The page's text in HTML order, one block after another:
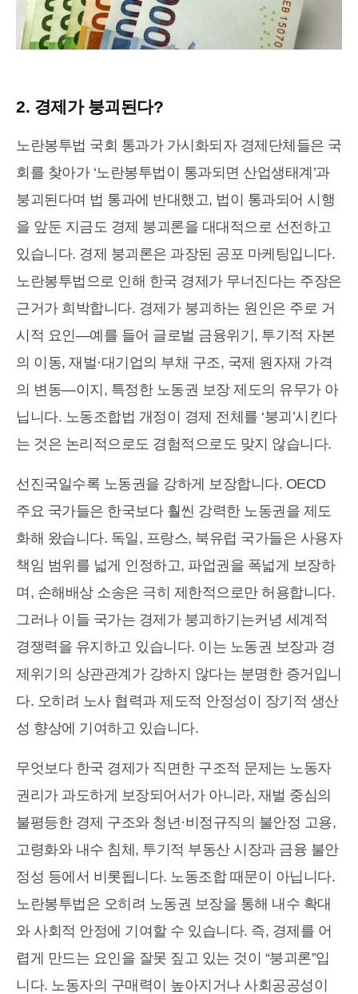
2. 경제가 붕괴된다?
노란봉투법 국회 통과가 가시화되자 경제단체들은 국
회를 찾아가 ‘노란봉투법이 통과되면 산업생태계’과
붕괴된다며 법 통과에 반대했고, 법이 통과되어 시행
을 앞둔 지금도 경제 붕괴론을 대대적으로 선전하고
있습니다. 경제 붕괴론은 과장된 공포 마케팅입니다.
노란봉투법으로 인해 한국 경제가 무너진다는 주장은
근거가 희박합니다. 경제가 붕괴하는 원인은 주로 거
시적 요인―예를 들어 글로벌 금융위기, 투기적 자본
의 이동, 재벌·대기업의 부채 구조, 국제 원자재 가격
의 변동―이지, 특정한 노동권 보장 제도의 유무가 아
닙니다. 노동조합법 개정이 경제 전체를 ‘붕괴’시킨다
는 것은 논리적으로도 경험적으로도 맞지 않습니다.
선진국일수록 노동권을 강하게 보장합니다. OECD
주요 국가들은 한국보다 훨씬 강력한 노동권을 제도
화해 왔습니다. 독일, 프랑스, 북유럽 국가들은 사용자
책임 범위를 넓게 인정하고, 파업권을 폭넓게 보장하
며, 손해배상 소송은 극히 제한적으로만 허용합니다.
그러나 이들 국가는 경제가 붕괴하기는커녕 세계적
경쟁력을 유지하고 있습니다. 이는 노동권 보장과 경
제위기의 상관관계가 강하지 않다는 분명한 증거입니
다. 오히려 노사 협력과 제도적 안정성이 장기적 생산
성 향상에 기여하고 있습니다.
무엇보다 한국 경제가 직면한 구조적 문제는 노동자
권리가 과도하게 보장되어서가 아니라, 재벌 중심의
불평등한 경제 구조와 청년·비정규직의 불안정 고용,
고령화와 내수 침체, 투기적 부동산 시장과 금융 불안
정성 등에서 비롯됩니다. 노동조합 때문이 아닙니다.
노란봉투법은 오히려 노동권 보장을 통해 내수 확대
와 사회적 안정에 기여할 수 있습니다. 즉, 경제를 어
렵게 만드는 요인을 잘못 짚고 있는 것이 “붕괴론”입
니다. 노동자의 구매력이 높아지거나 사회공공성이